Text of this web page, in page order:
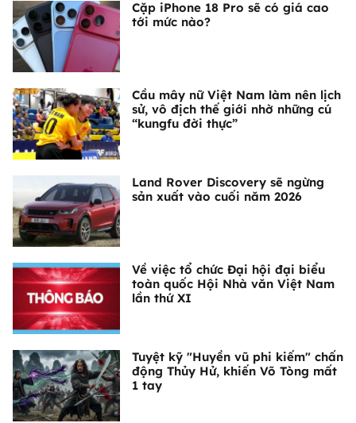
Cặp iPhone 18 Pro sẽ có giá cao
tới mức nào?
Cầu mây nữ Việt Nam làm nên lịch
sử, vô địch thế giới nhờ những cú
“kungfu đời thực”
Land Rover Discovery sẽ ngừng
sản xuất vào cuối năm 2026
Về việc tổ chức Đại hội đại biểu
toàn quốc Hội Nhà văn Việt Nam
lần thứ XI
Tuyệt kỹ "Huyền vũ phi kiếm" chấn
động Thủy Hử, khiến Võ Tòng mất
1 tay